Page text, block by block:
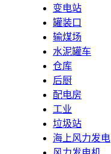
变电站
罐装口
输煤场
水泥罐车
仓库
后厨
配电房
工业
垃圾站
海上风力发电